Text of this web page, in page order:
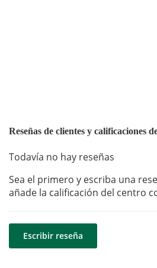
Reseñas de clientes y calificaciones
Todavía no hay reseñas
Sea el primero y escriba una
añade la calificación del centro
Escribir reseña